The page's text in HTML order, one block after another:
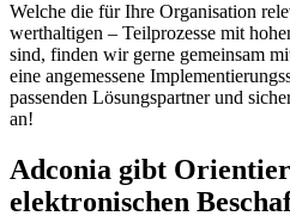
Welche die für Ihre Organisation
werthaltigen – Teilprozesse mit
sind, finden wir gerne gemeinsam
eine angemessene
passenden Lösungspartner und
an!
Adconia gibt
elektronischen